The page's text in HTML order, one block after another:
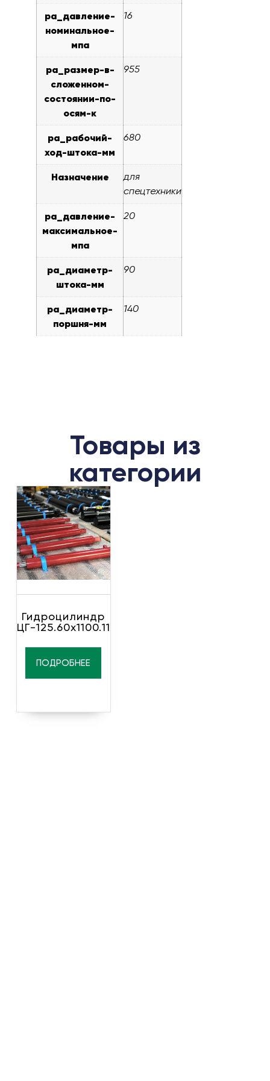
pa_давление-
номинальное-
мпа
16
pa_размер-в-
сложенном-
состоянии-по-
осям-к
955
pa_рабочий-
ход-штока-мм
680
Назначение
для
спецтехники
pa_давление-
максимальное-
мпа
20
pa_диаметр-
штока-мм
90
pa_диаметр-
поршня-мм
140
Товары из
категории
Гидроцилиндр
ЦГ-125.60х1100.11
ПОДРОБНЕЕ